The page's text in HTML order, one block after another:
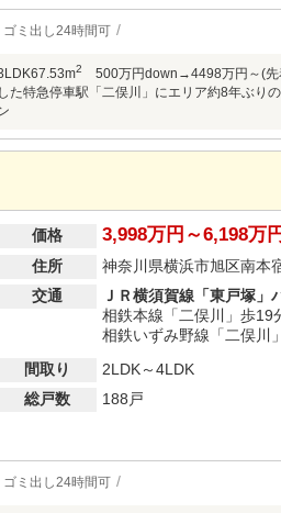
ゴミ出し24時間可
2 500万円down→4498万円～(先
た特急停車駅「二俣川」にエリア約8年ぶ
価格 3,998万円～6,198万円
住所
神奈川県横浜市旭区南本
交通
ＪＲ横須賀線「東戸塚
相鉄本線「二俣川」歩19
相鉄いずみ野線「二俣川
間取り
2LDK～4LDK
総戸数 188戸
ゴミ出し24時間可